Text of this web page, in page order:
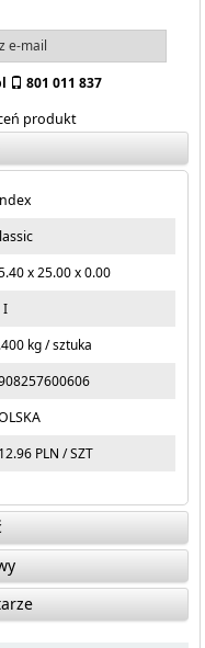
e-mail
801 011 837
produkt
x 25.00 x 0.00
I
kg / sztuka
PLN / SZT